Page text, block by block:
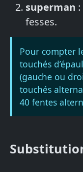
superman
fesses.
Pour compter
touchés
(gauche ou
touchés
40 fentes